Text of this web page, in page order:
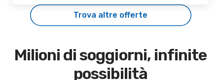
Trova altre offerte
Milioni di soggiorni, infinite
possibilità